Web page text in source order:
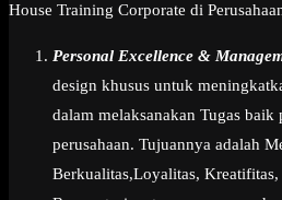
House Training Corporate di
Personal Excellence &
design khusus untuk
dalam melaksanakan Tugas
perusahaan. Tujuannya adalah
Berkualitas,Loyalitas,